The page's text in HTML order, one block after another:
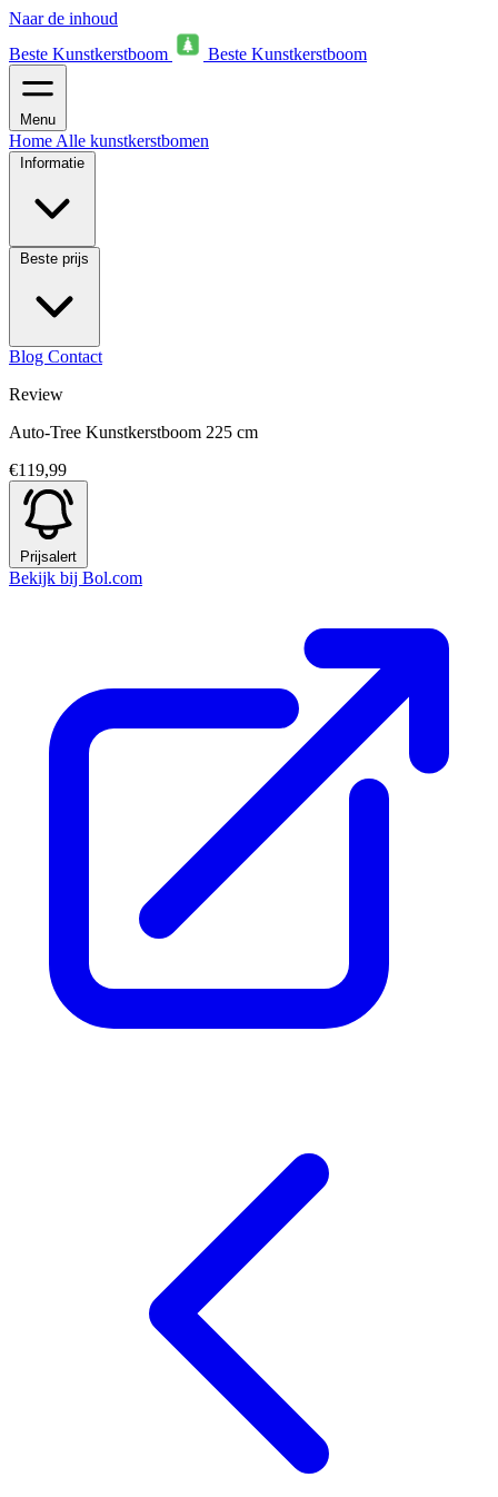
Naar de inhoud
Beste Kunstkerstboom
Beste Kunstkerstboom
Menu
Home Alle kunstkerstbomen
Informatie
Beste prijs
Blog Contact
Review
Auto‑Tree Kunstkerstboom 225 cm
€119,99
Prijsalert
Bekijk bij Bol.com